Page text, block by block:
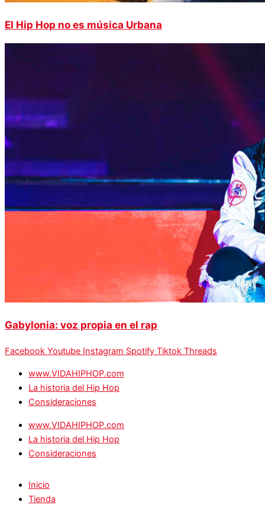
El Hip Hop no es música Urbana
Gabylonia: voz propia en el rap
Facebook Youtube Instagram Spotify Tiktok Threads
www.VIDAHIPHOP.com
La historia del Hip Hop
Consideraciones
www.VIDAHIPHOP.com
La historia del Hip Hop
Consideraciones
Inicio
Tienda